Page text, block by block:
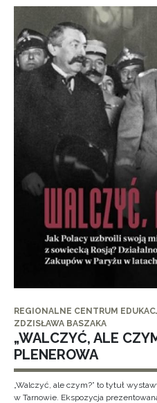
REGIONALNE CENTRUM
ZDZISŁAWA BASZAKA
„WALCZYĆ, ALE
PLENEROWA
„Walczyć, ale czym?” to tytuł
w Tarnowie. Ekspozycja